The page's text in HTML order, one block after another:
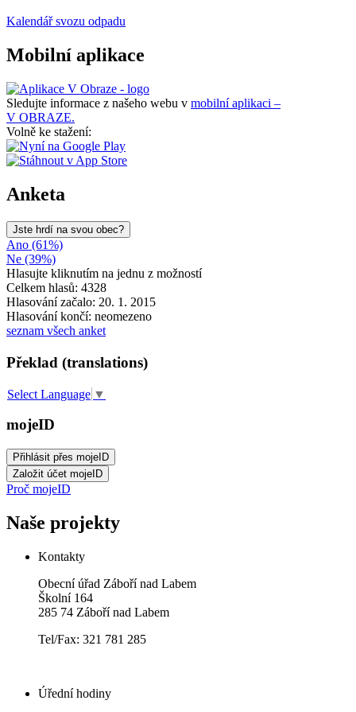
Kalendář svozu odpadu
Mobilní aplikace
Sledujte informace z našeho webu v mobilní aplikaci –
V OBRAZE.
Volně ke stažení:
Anketa
Jste hrdí na svou obec?
Ano (61%)
Ne (39%)
Hlasujte kliknutím na jednu z možností
Celkem hlasů: 4328
Hlasování začalo: 20. 1. 2015
Hlasování končí: neomezeno
seznam všech anket
Překlad (translations)
Select Language ▼
mojeID
Proč mojeID
Naše projekty
Kontakty
Obecní úřad Záboří nad Labem
Školní 164
285 74 Záboří nad Labem
Tel/Fax: 321 781 285
Úřední hodiny